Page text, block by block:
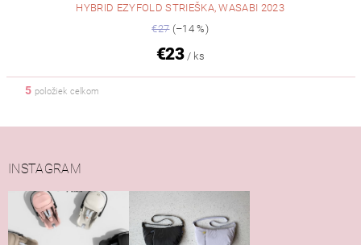
HYBRID EZYFOLD STRIEŠKA, WASABI 2023
€27(–14 %)
€23 / ks
5 položiek celkom
INSTAGRAM